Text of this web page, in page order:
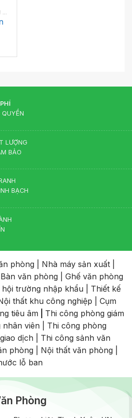
LƯỢNG
BẢO
BẠCH
phòng Nhà máy sản xuất
Bàn văn phòng
Ghế văn phòng
hội trường nhập khẩu
Thiết kế
thất khu công nghiệp
Cụm
tiêu âm
Thi công phòng giám
nhân viên
Thi công phòng
dịch
Thi công sảnh văn
phòng Nội thất văn phòng
lỗ ban
Phòng